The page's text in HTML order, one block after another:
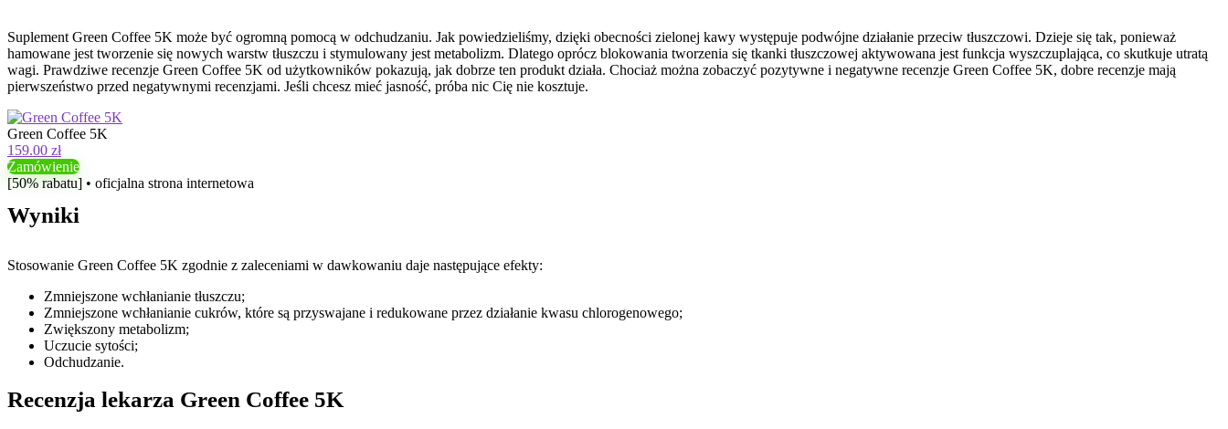
Suplement Green Coffee 5K może być ogromną pomocą w odchudzaniu. Jak powiedzieliśmy, dzięki obecności zielonej kawy występuje podwójne działanie przeciw tłuszczowi. Dzieje się tak, ponieważ
hamowane jest tworzenie się nowych warstw tłuszczu i stymulowany jest metabolizm. Dlatego oprócz blokowania tworzenia się tkanki tłuszczowej aktywowana jest funkcja wyszczuplająca, co skutkuje utratą
wagi. Prawdziwe recenzje Green Coffee 5K od użytkowników pokazują, jak dobrze ten produkt działa. Chociaż można zobaczyć pozytywne i negatywne recenzje Green Coffee 5K, dobre recenzje mają
pierwszeństwo przed negatywnymi recenzjami. Jeśli chcesz mieć jasność, próba nic Cię nie kosztuje.
Green Coffee 5K
159.00 zł
Zamówienie
[50% rabatu] • oficjalna strona internetowa
Wyniki
Stosowanie Green Coffee 5K zgodnie z zaleceniami w dawkowaniu daje następujące efekty:
Zmniejszone wchłanianie tłuszczu;
Zmniejszone wchłanianie cukrów, które są przyswajane i redukowane przez działanie kwasu chlorogenowego;
Zwiększony metabolizm;
Uczucie sytości;
Odchudzanie.
Recenzja lekarza Green Coffee 5K